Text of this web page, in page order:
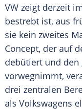
VW zeigt derzeit
bestrebt ist, aus
sie kein zweites
Concept, der auf
debütiert und den
vorwegnimmt,
drei zentralen
als Volkswagens